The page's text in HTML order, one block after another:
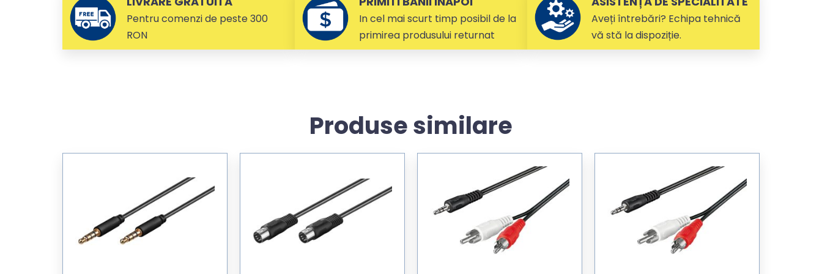
Pentru comenzi de peste 300
RON
In cel mai scurt timp posibil de la
primirea produsului returnat
Aveți întrebări? Echipa tehnică
vă stă la dispoziție.
Produse similare